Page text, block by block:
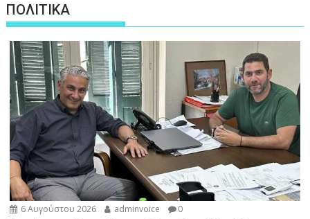
ΠΟΛΙΤΙΚΑ
6 Αυγούστου 2026 adminvoice 0